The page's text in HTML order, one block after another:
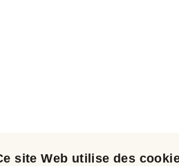
site Web utilise des